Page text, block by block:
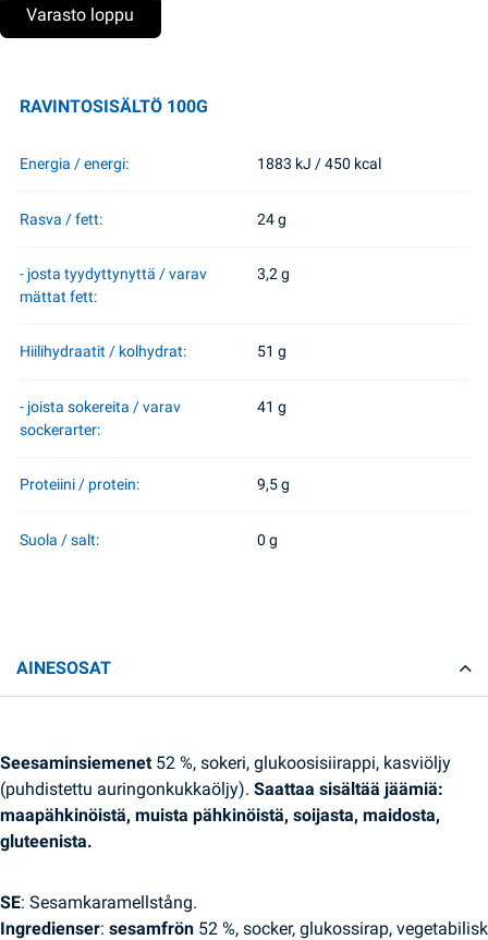
Varasto loppu
RAVINTOSISÄLTÖ 100G
Energia / energi: 1883 kJ / 450 kcal
Rasva / fett: 24 g
- josta tyydyttynyttä / varav
mättat fett:
3,2 g
Hiilihydraatit / kolhydrat: 51 g
- joista sokereita / varav
sockerarter:
41 g
Proteiini / protein: 9,5 g
Suola / salt: 0 g
AINESOSAT
Seesaminsiemenet52 %, sokeri, glukoosisiirappi, kasviöljy
(puhdistettu auringonkukkaöljy). Saattaa sisältää jäämiä:
maapähkinöistä, muista pähkinöistä, soijasta, maidosta,
gluteenista.
SE: Sesamkaramellstång.
Ingredienser: sesamfrön 52 %, socker, glukossirap, vegetabilisk